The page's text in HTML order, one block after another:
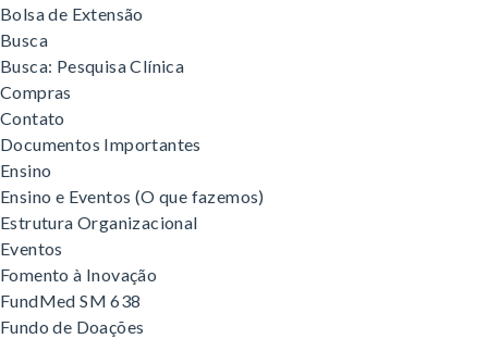
Bolsa de Extensão
Busca
Busca: Pesquisa Clínica
Compras
Contato
Documentos Importantes
Ensino
Ensino e Eventos (O que fazemos)
Estrutura Organizacional
Eventos
Fomento à Inovação
FundMed SM 638
Fundo de Doações